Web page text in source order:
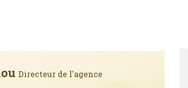
Directeur de l'agence